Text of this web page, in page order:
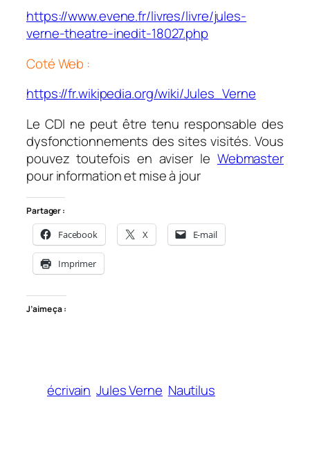
https://www.evene.fr/livres/livre/jules-
verne-theatre-inedit-18027.php
Coté Web :
https://fr.wikipedia.org/wiki/Jules_Verne
Le CDI ne peut être tenu responsable des
dysfonctionnements des sites visités. Vous
pouvez toutefois en aviser le Webmaster
pour information et mise à jour
Partager :
Facebook X E-mail
Imprimer
J’aime ça :
écrivain Jules Verne Nautilus